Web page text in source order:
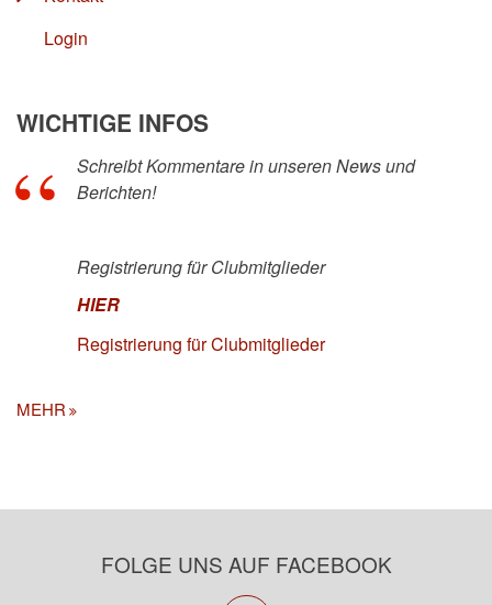
Login
WICHTIGE INFOS
Schreibt Kommentare in unseren News und
Berichten!
Registrierung für Clubmitglieder
HIER
Registrierung für Clubmitglieder
MEHR
FOLGE UNS AUF FACEBOOK